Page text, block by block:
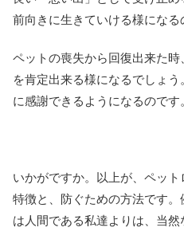
前向きに生きていける様になる
ペットの喪失から回復出来た
を肯定出来る様になるでしょ
に感謝できるようになるのです
いかがですか。以上が、ペッ
特徴と、防ぐための方法です
は人間である私達よりは、当然